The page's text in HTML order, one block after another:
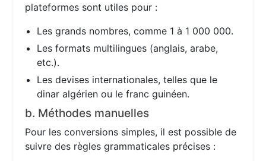
plateformes sont utiles pour :
Les grands nombres, comme 1 à 1 000 000.
Les formats multilingues (anglais, arabe,
etc.).
Les devises internationales, telles que le
dinar algérien ou le franc guinéen.
b. Méthodes manuelles
Pour les conversions simples, il est possible de
suivre des règles grammaticales précises :